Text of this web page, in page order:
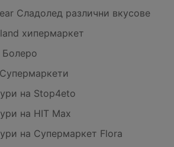
Сладолед различни вкусове
хипермаркет
Болеро
на Stop4eto
на HIT Max
на Супермаркет Flora